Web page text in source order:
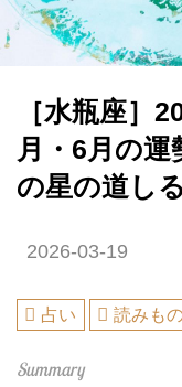
［水瓶座］
月・6月の
の星の道し
2026-03-19
占い 読みも